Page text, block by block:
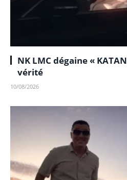
NK LMC dégaine «
vérité
10/08/2026